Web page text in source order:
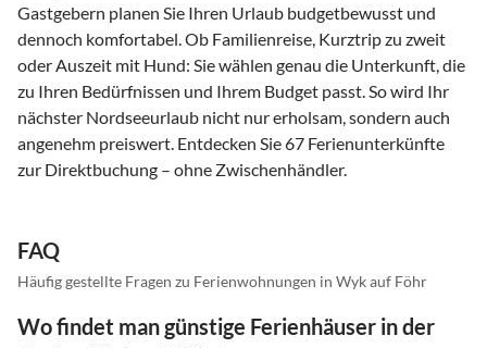
Gastgebern planen Sie Ihren Urlaub budgetbewusst und
dennoch komfortabel. Ob Familienreise, Kurztrip zu zweit
oder Auszeit mit Hund: Sie wählen genau die Unterkunft, die
zu Ihren Bedürfnissen und Ihrem Budget passt. So wird Ihr
nächster Nordseeurlaub nicht nur erholsam, sondern auch
angenehm preiswert. Entdecken Sie 67 Ferienunterkünfte
zur Direktbuchung – ohne Zwischenhändler.
FAQ
Häufig gestellte Fragen zu Ferienwohnungen in Wyk auf Föhr
Wo findet man günstige Ferienhäuser in der